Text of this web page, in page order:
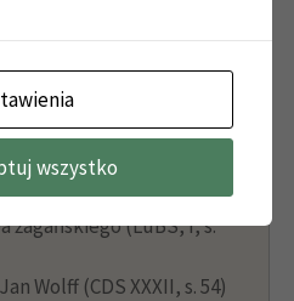
dworski Krzysztof von
XXXII, s. 51–53;
s. 7)
Piotr von Promnitz
zhołdował
żagańskiego (LuBS, I, s.
Wolff (CDS XXXII, s. 54)
wszystko